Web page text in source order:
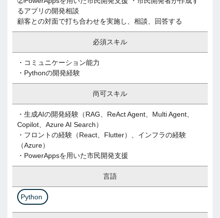
るアプリの開発相談
顧客との対面で打ち合わせを実施し、相談、回答する
必須スキル
・コミュニケーション能力
・Pythonの開発経験
尚可スキル
・生成AIの開発経験（RAG、ReAct Agent、Multi Agent、
Copilot、Azure AI Search）
・フロントの経験（React、Flutter）、インフラの経験
（Azure）
・PowerAppsを用いた市民開発支援
言語
Python